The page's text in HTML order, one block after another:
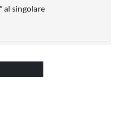
al singolare